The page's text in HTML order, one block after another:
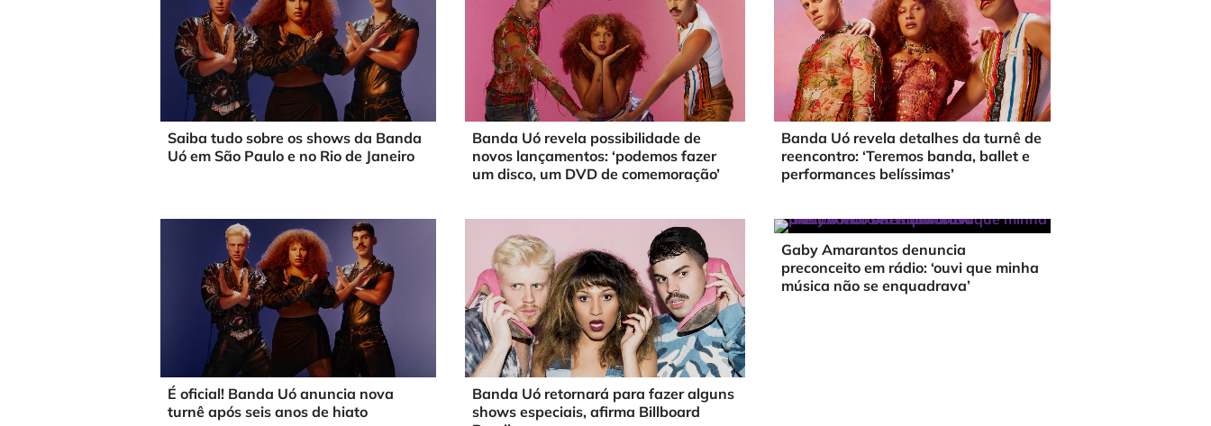
Saiba tudo sobre os shows da Banda
Uó em São Paulo e no Rio de Janeiro
Banda Uó revela possibilidade de
novos lançamentos: ‘podemos fazer
um disco, um DVD de comemoração’
Banda Uó revela detalhes da turnê de
reencontro: ‘Teremos banda, ballet e
performances belíssimas’
É oficial! Banda Uó anuncia nova
turnê após seis anos de hiato
Banda Uó retornará para fazer alguns
shows especiais, afirma Billboard
Gaby Amarantos denuncia
preconceito em rádio: ‘ouvi que minha
música não se enquadrava’